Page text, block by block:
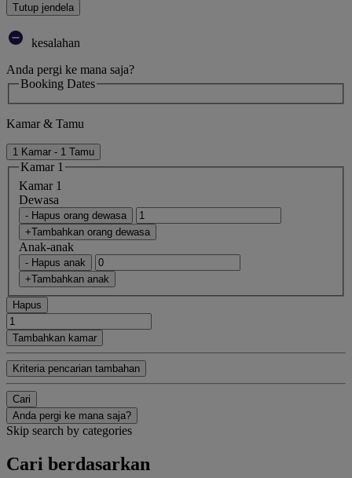
Tutup jendela
kesalahan
Anda pergi ke mana saja?
Booking Dates
Kamar & Tamu
1 Kamar - 1 Tamu
Kamar 1
Kamar 1
Dewasa
- Hapus orang dewasa
+Tambahkan orang dewasa
Anak-anak
- Hapus anak
+Tambahkan anak
Hapus
Tambahkan kamar
Kriteria pencarian tambahan
Cari
Anda pergi ke mana saja?
Skip search by categories
Cari berdasarkan